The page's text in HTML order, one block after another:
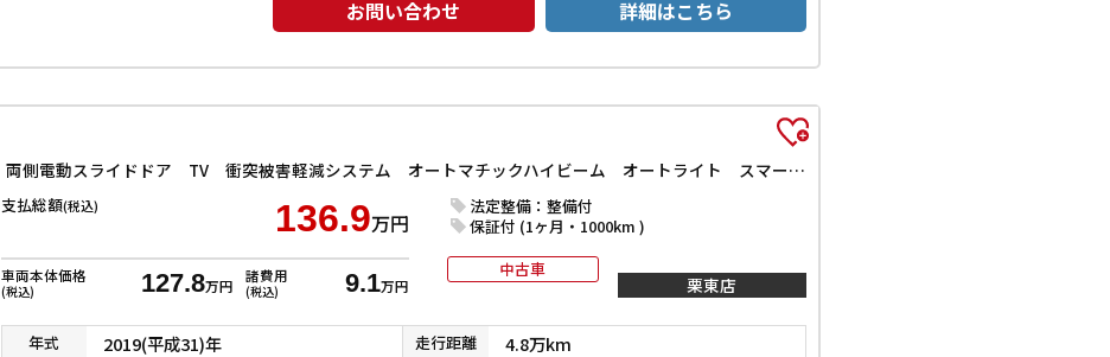
お問い合わせ 詳細はこちら
Gブラックインテリアリミテッド SAIII ETC 全周囲カメラ 両側電動スライドドア TV 衝突被害軽減システム オートマチックハイビーム オートライト スマートキー アイドリングストップ 電動格納ミラー ベンチシート
支払総額(税込) 136.9万円
車両本体価格
(税込) 127.8万円
諸費用
(税込) 9.1万円
法定整備：整備付
保証付 (1ヶ月・1000km )
中古車
栗東店
年式 2019(平成31)年 走行距離 4.8万km